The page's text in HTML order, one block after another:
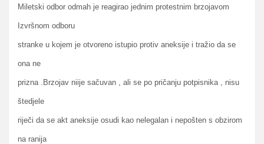
Miletski odbor odmah je reagirao jednim protestnim brzojavom
Izvršnom odboru
stranke u kojem je otvoreno istupio protiv aneksije i tražio da se
ona ne
prizna .Brzojav niije sačuvan , ali se po pričanju potpisnika , nisu
štedjele
riječi da se akt aneksije osudi kao nelegalan i nepošten s obzirom
na ranija